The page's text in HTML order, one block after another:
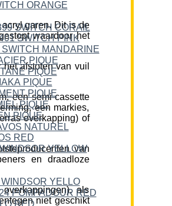
garen. Dit is de
waardoor het
afstoten van vuil
een semi-cassette
een markies,
overkapping) of
van
en draadloze
als
niet geschikt